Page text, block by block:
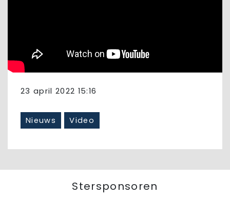
23 april 2022 15:16
Nieuws Video
Stersponsoren